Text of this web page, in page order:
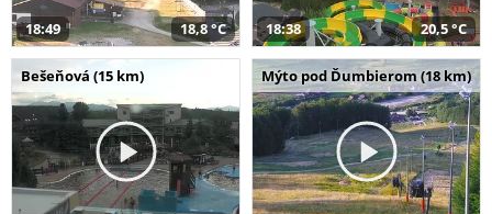
18:49 18,8 °C 18:38 20,5 °C
Bešeňová (15 km) Mýto pod Ďumbierom (18 km)